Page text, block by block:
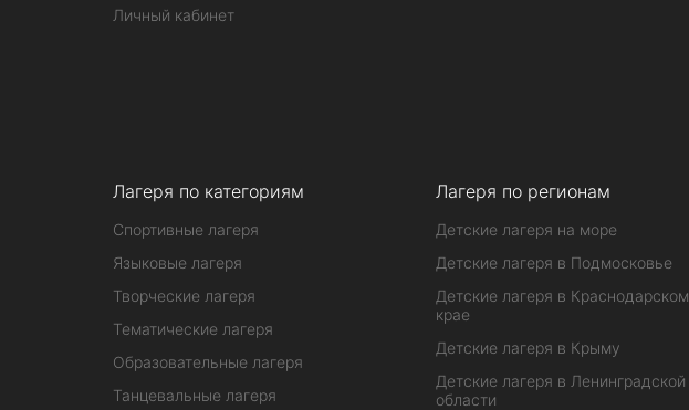
Личный кабинет
Лагеря по категориям
Спортивные лагеря
Языковые лагеря
Творческие лагеря
Тематические лагеря
Образовательные лагеря
Танцевальные лагеря
Лагеря по регионам
Детские лагеря на море
Детские лагеря в Подмосковье
Детские лагеря в Краснодарском
крае
Детские лагеря в Крыму
Детские лагеря в Ленинградской
области